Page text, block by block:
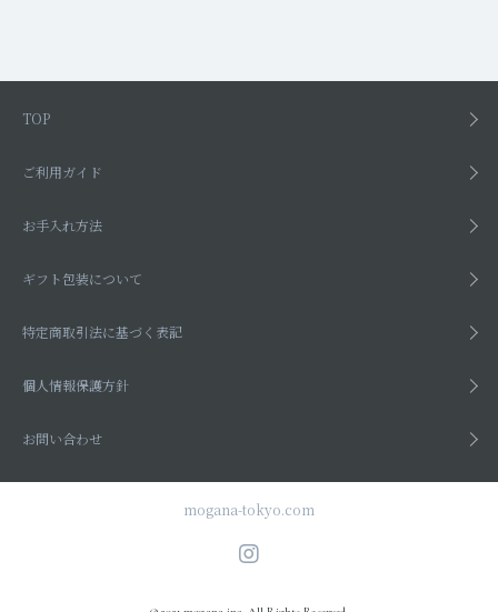
TOP
ご利用ガイド
お手入れ方法
ギフト包装について
特定商取引法に基づく表記
個人情報保護方針
お問い合わせ
mogana-tokyo.com